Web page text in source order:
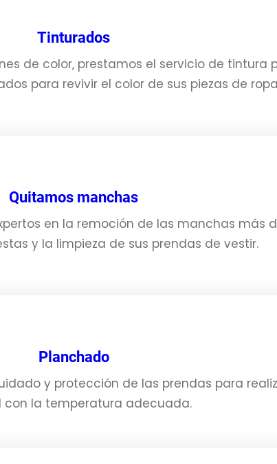
Tinturados
de color, prestamos el servicio de tintura
para revivir el color de sus piezas de
Quitamos manchas
en la remoción de las manchas más
y la limpieza de sus prendas de vestir.
Planchado
y protección de las prendas para
con la temperatura adecuada.